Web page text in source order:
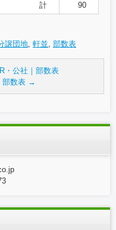
計 90
譲団地, 軒並, 部数表
・公社｜部数表
部数表 →